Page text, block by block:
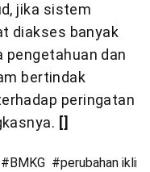
jika sistem
diakses banyak
pengetahuan dan
bertindak
peringatan
[]
#BMKG #perubahan iklim